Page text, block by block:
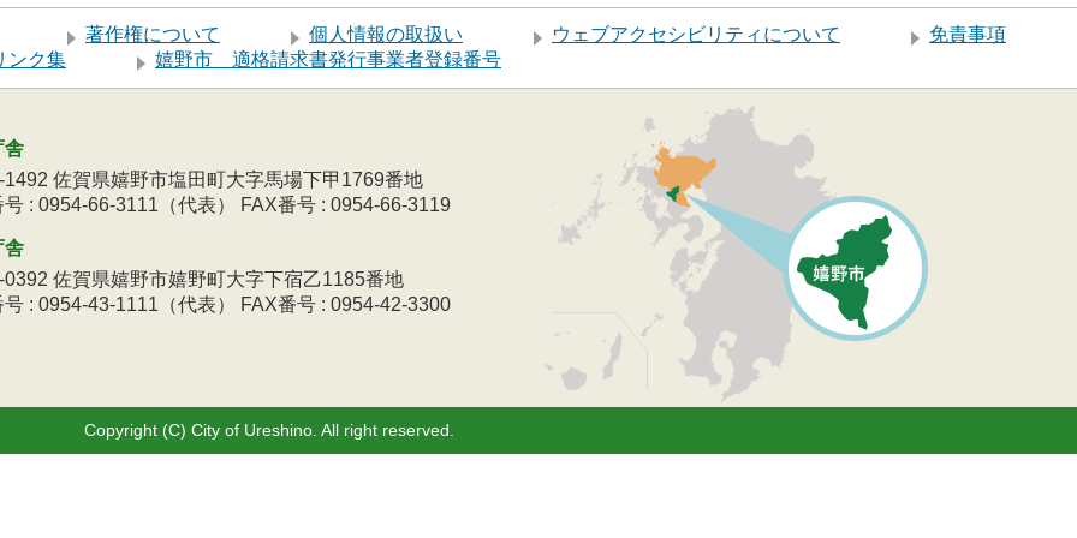
著作権について 個人情報の取扱い ウェブアクセシビリティについて
免責事項
ンク集
嬉野市 適格請求書発行事業者登録番号
舎
1492 佐賀県嬉野市塩田町大字馬場下甲1769番地
号 : 0954-66-3111（代表） FAX番号 : 0954-66-3119
舎
0392 佐賀県嬉野市嬉野町大字下宿乙1185番地
号 : 0954-43-1111（代表） FAX番号 : 0954-42-3300
Copyright (C) City of Ureshino. All right reserved.